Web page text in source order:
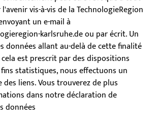
vis-à-vis de la TechnologieRegion
un e-mail à
karlsruhe.de ou par écrit. Un
données allant au-delà de cette finalité
est prescrit par des dispositions
fins statistiques, nous effectuons un
des liens. Vous trouverez de plus
dans notre déclaration de
données